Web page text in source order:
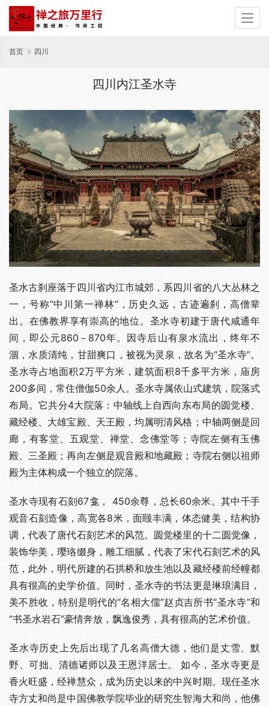
首页 四川
四川内江圣水寺
圣水古刹座落于四川省内江市城郊，系四川省的八大丛林之
一，号称“中川第一禅林”，历史久远，古迹遍刹，高僧辈
出。在佛教界享有崇高的地位。圣水寺初建于唐代咸通年
间，即公元860－870年。因寺后山有泉水流出，终年不
涸，水质清纯，甘甜爽口，被视为灵泉，故名为“圣水寺”。
圣水寺占地面积2万平方米，建筑面积8千多平方米，庙房
200多间，常住僧伽50余人。圣水寺属依山式建筑，院落式
布局。它共分4大院落：中轴线上自西向东布局的圆觉楼、
藏经楼、大雄宝殿、天王殿，均属明清风格；中轴两侧是回
廊，有客堂、五观堂、禅堂、念佛堂等；寺院左侧有玉佛
殿、三圣殿；再向左侧是观音殿和地藏殿；寺院右侧以祖师
殿为主体构成一个独立的院落。
圣水寺现有石刻67龛， 450余尊，总长60余米。其中千手
观音石刻造像，高宽各8米，面颐丰满，体态健美，结构协
调，代表了唐代石刻艺术的风范。圆觉楼里的十二圆觉像，
装饰华美，璎珞缀身，雕工细腻，代表了宋代石刻艺术的风
范，此外，明代所建的石拱桥和放生池以及藏经楼前经幢都
具有很高的史学价值。同时，圣水寺的书法更是琳琅满目，
美不胜收，特别是明代的“名相大儒”赵贞吉所书“圣水寺”和
“书圣水岩石”豪情奔放，飘逸俊秀，具有很高的艺术价值。
圣水寺历史上先后出现了几名高僧大德，他们是丈雪、默
野、可拙、清德诸师以及王恩洋居士。 如今，圣水寺更是
香火旺盛，经禅慧众，成为历史以来的中兴时期。现任圣水
寺方丈和尚是中国佛教学院毕业的研究生智海大和尚，他佛